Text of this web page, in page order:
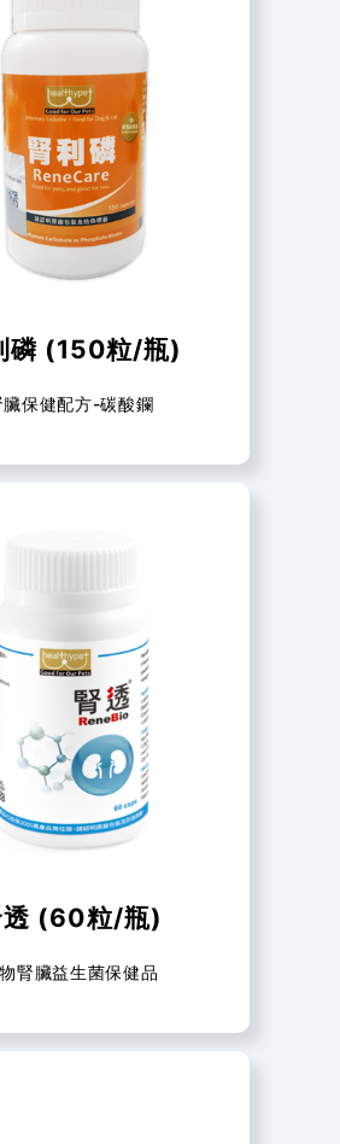
磷 (150粒/瓶)
臟保健配方-碳酸鑭
透 (60粒/瓶)
腎臟益生菌保健品